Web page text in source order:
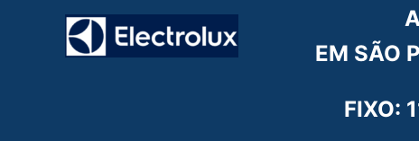
EM SÃO
FIXO: